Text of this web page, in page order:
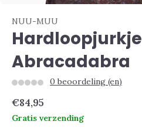
NUU-MUU
Abracadabra
0 beoordeling (en)
€84,95
Gratis verzending